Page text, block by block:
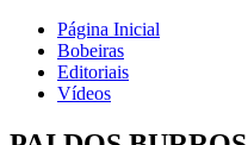
Página Inicial
Bobeiras
Editoriais
Vídeos